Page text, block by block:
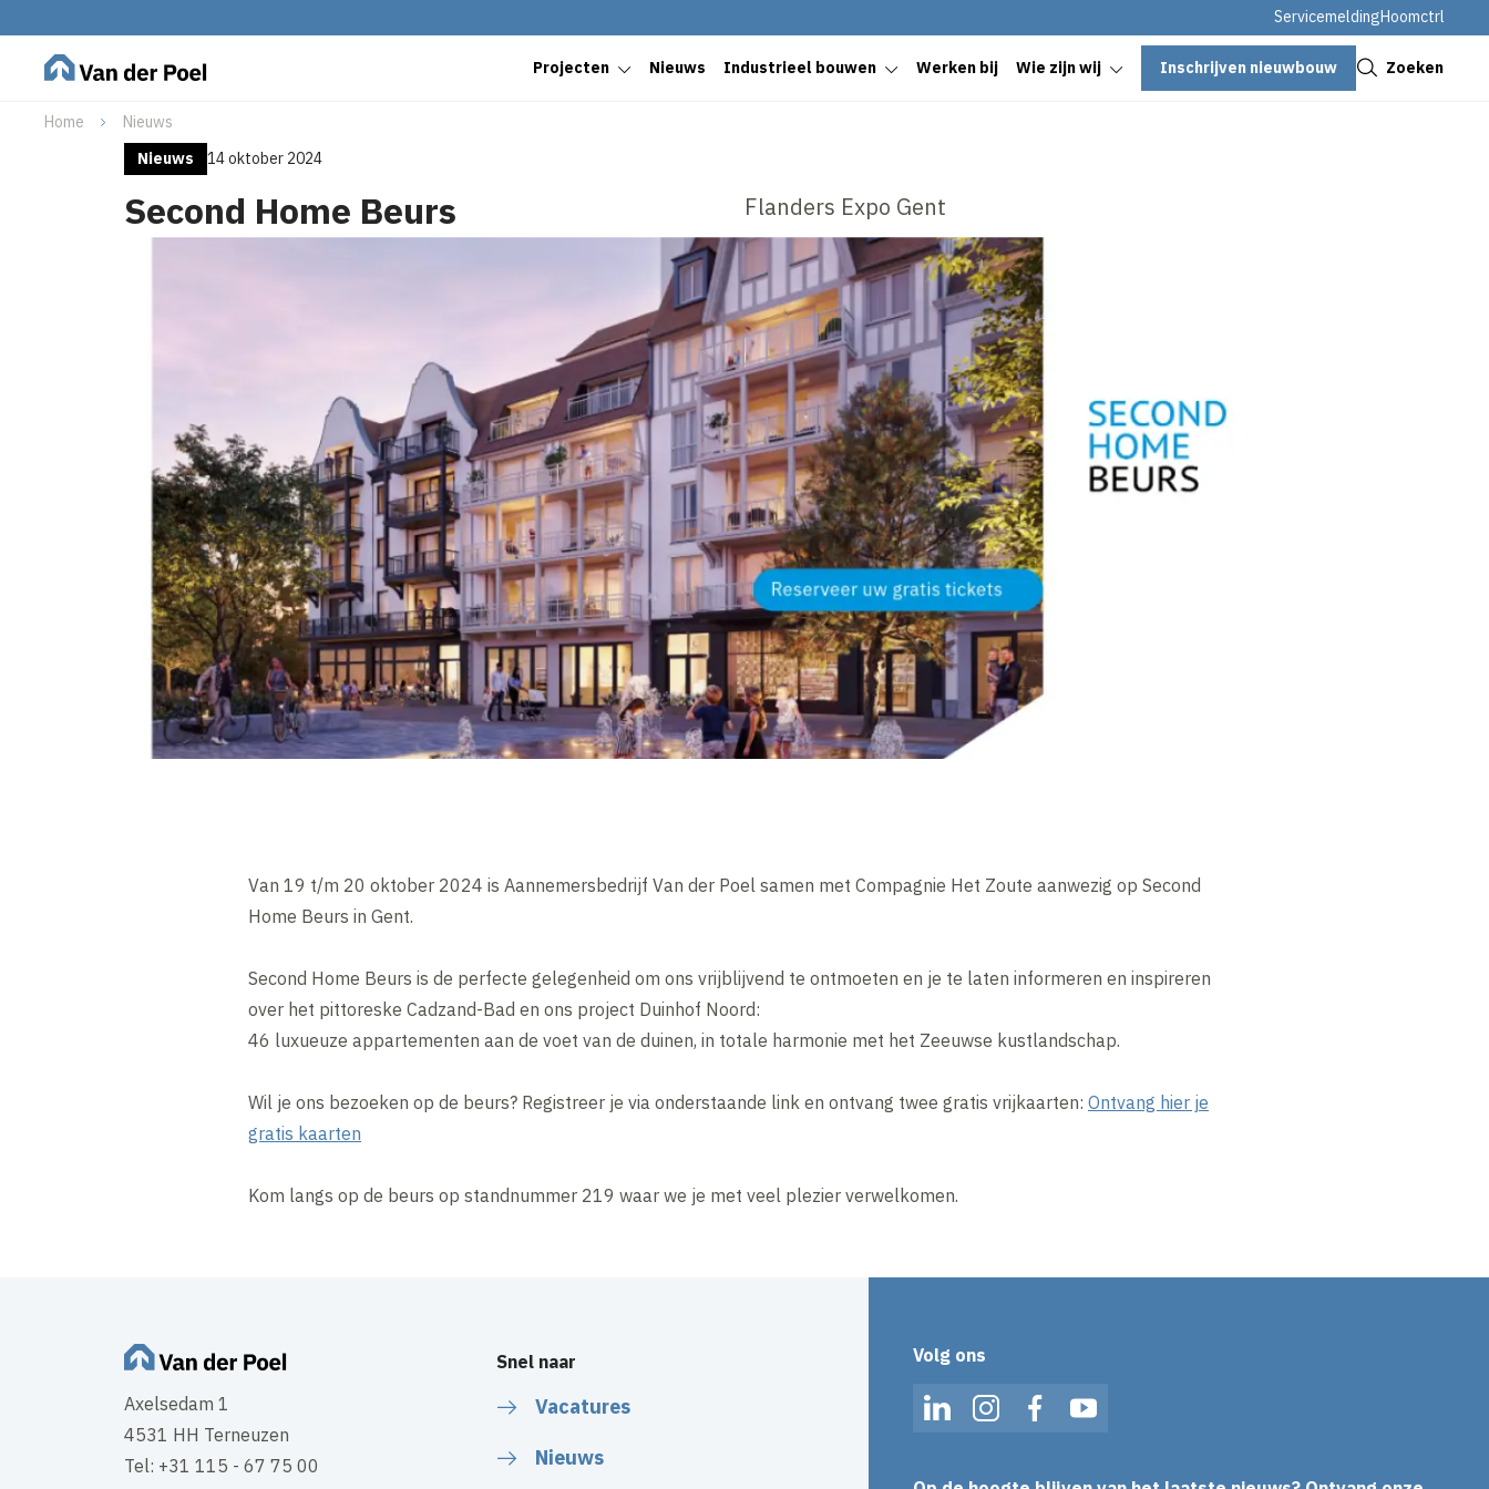
ServicemeldingHoomctrl
Projecten Nieuws Industrieel bouwen Werken bij Wie zijn wij Inschrijven nieuwbouw Zoeken
Home
Nieuws
Nieuws
14 oktober 2024
Second Home Beurs Flanders Expo Gent
Van 19 t/m 20 oktober 2024 is Aannemersbedrijf Van der Poel samen met Compagnie Het Zoute aanwezig op Second
Home Beurs in Gent.
Second Home Beurs is de perfecte gelegenheid om ons vrijblijvend te ontmoeten en je te laten informeren en inspireren
over het pittoreske Cadzand-Bad en ons project Duinhof Noord:
46 luxueuze appartementen aan de voet van de duinen, in totale harmonie met het Zeeuwse kustlandschap.
Wil je ons bezoeken op de beurs? Registreer je via onderstaande link en ontvang twee gratis vrijkaarten: Ontvang hier je
gratis kaarten
Kom langs op de beurs op standnummer 219 waar we je met veel plezier verwelkomen.
Axelsedam 1
4531 HH Terneuzen
Tel: +31 115 - 67 75 00
Snel naar
Vacatures
Nieuws
Volg ons
LinkedInInstagramFacebookYouTube
Sluiten